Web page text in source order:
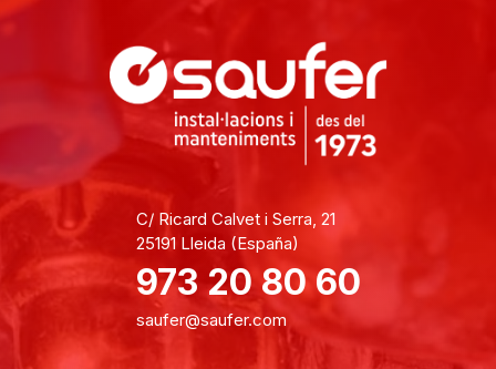
C/ Ricard Calvet i Serra, 21
25191 Lleida (España)
973 20 80 60
saufer@saufer.com